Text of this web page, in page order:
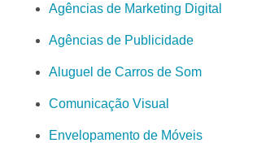
Agências de Marketing Digital
Agências de Publicidade
Aluguel de Carros de Som
Comunicação Visual
Envelopamento de Móveis